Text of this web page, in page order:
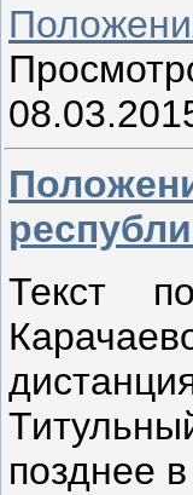
Текст
позднее